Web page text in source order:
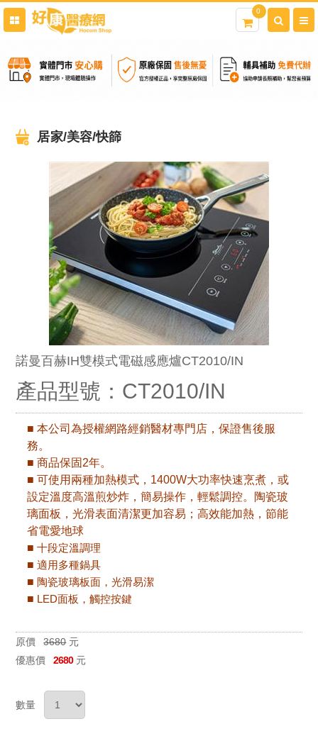
0
居家/美容/快篩
諾曼百赫IH雙模式電磁感應爐CT2010/IN
產品型號：CT2010/IN
■ 本公司為授權網路經銷醫材專門店，保證售後服
務。
■ 商品保固2年。
■ 可使用兩種加熱模式，1400W大功率快速烹煮，或
設定溫度高溫煎炒炸，簡易操作，輕鬆調控。陶瓷玻
璃面板，光滑表面清潔更加容易；高效能加熱，節能
省電愛地球
■十段定溫調理
■適用多種鍋具
■ 陶瓷玻璃板面，光滑易潔
■ LED面板，觸控按鍵
原價 3680元
優惠價
2680元
數量